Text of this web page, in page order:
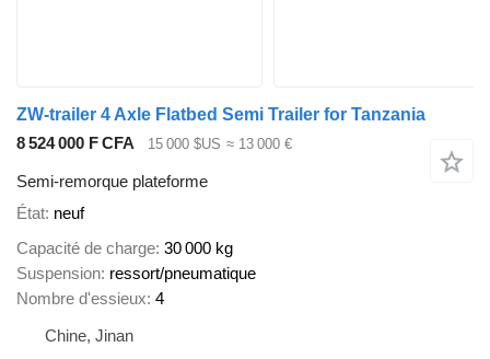
ZW-trailer 4 Axle Flatbed Semi Trailer for Tanzania
8 524 000 F CFA
15 000 $US ≈ 13 000 €
Semi-remorque plateforme
État neuf
Capacité de charge 30 000 kg
Suspension ressort/pneumatique
Nombre d'essieux 4
Chine, Jinan